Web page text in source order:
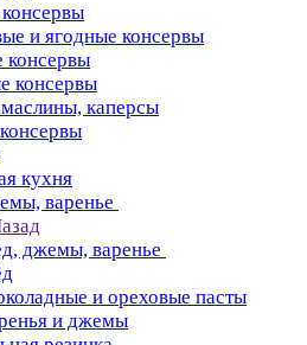
и ягодные консервы
консервы
консервы
каперсы
кухня
варенье
джемы, варенье
и ореховые пасты
и джемы